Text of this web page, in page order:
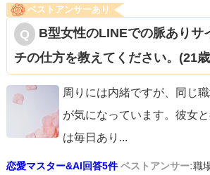
ベストアンサーあり
B型女性のLINEでの脈ありサ
チの仕方を教えてください。(21歳
周りには内緒ですが、同じ
が気になっています。彼女
は毎日あり ...
恋愛マスター&AI回答5件 ベストアンサー:職